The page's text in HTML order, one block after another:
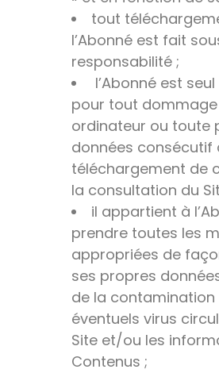
tout
l’Abonné est fait
responsabilité ;
l’Abonné est
pour tout
ordinateur ou toute
données consécutif
téléchargement de
la consultation du
il appartient à
prendre toutes les
appropriées de
ses propres
de la contamination
éventuels virus
Site et/ou les
Contenus ;